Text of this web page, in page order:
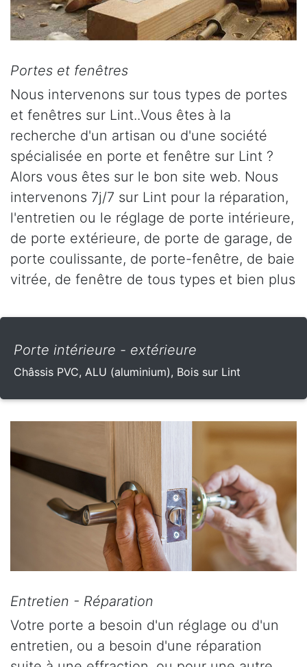
Portes et fenêtres
Nous intervenons sur tous types de portes
et fenêtres sur Lint..Vous êtes à la
recherche d'un artisan ou d'une société
spécialisée en porte et fenêtre sur Lint ?
Alors vous êtes sur le bon site web. Nous
intervenons 7j/7 sur Lint pour la réparation,
l'entretien ou le réglage de porte intérieure,
de porte extérieure, de porte de garage, de
porte coulissante, de porte-fenêtre, de baie
vitrée, de fenêtre de tous types et bien plus
Porte intérieure - extérieure
Châssis PVC, ALU (aluminium), Bois sur Lint
Entretien - Réparation
Votre porte a besoin d'un réglage ou d'un
entretien, ou a besoin d'une réparation